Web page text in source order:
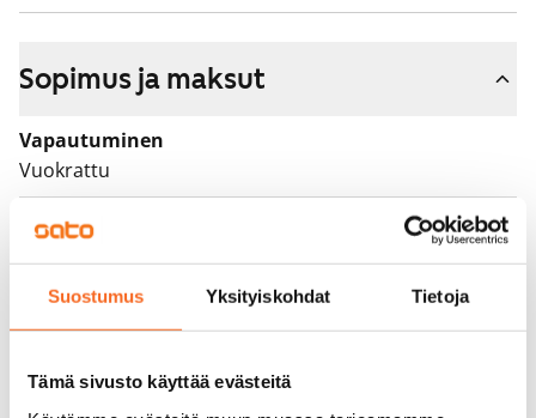
Suostumus Yksityiskohdat Tietoja
Tämä sivusto käyttää evästeitä
Sopimus ja maksut
Vapautuminen
Vuokrattu
Varallisuusrajat
Vuokra
0 €, (yrityksille min. 1 kk vuokra)